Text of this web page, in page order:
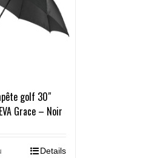
golf 30″
Grace – Noir
Details